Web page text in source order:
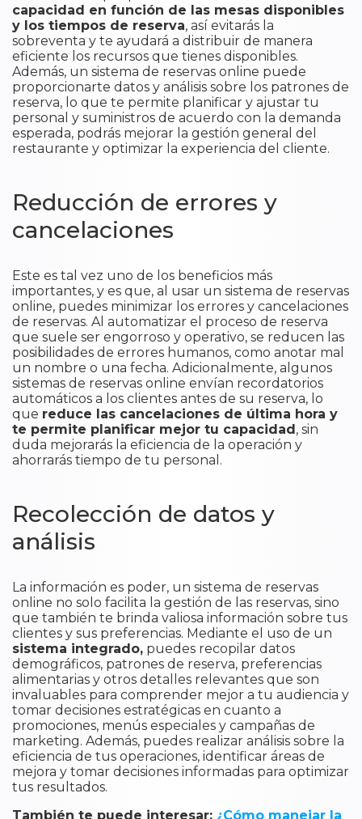
capacidad en función de las mesas disponibles
y los tiempos de reserva, así evitarás la
sobreventa y te ayudará a distribuir de manera
eficiente los recursos que tienes disponibles.
Además, un sistema de reservas online puede
proporcionarte datos y análisis sobre los patrones de
reserva, lo que te permite planificar y ajustar tu
personal y suministros de acuerdo con la demanda
esperada, podrás mejorar la gestión general del
restaurante y optimizar la experiencia del cliente.
Reducción de errores y
cancelaciones
Este es tal vez uno de los beneficios más
importantes, y es que, al usar un sistema de reservas
online, puedes minimizar los errores y cancelaciones
de reservas. Al automatizar el proceso de reserva
que suele ser engorroso y operativo, se reducen las
posibilidades de errores humanos, como anotar mal
un nombre o una fecha. Adicionalmente, algunos
sistemas de reservas online envían recordatorios
automáticos a los clientes antes de su reserva, lo
que reduce las cancelaciones de última hora y
te permite planificar mejor tu capacidad, sin
duda mejorarás la eficiencia de la operación y
ahorrarás tiempo de tu personal.
Recolección de datos y
análisis
La información es poder, un sistema de reservas
online no solo facilita la gestión de las reservas, sino
que también te brinda valiosa información sobre tus
clientes y sus preferencias. Mediante el uso de un
sistema integrado, puedes recopilar datos
demográficos, patrones de reserva, preferencias
alimentarias y otros detalles relevantes que son
invaluables para comprender mejor a tu audiencia y
tomar decisiones estratégicas en cuanto a
promociones, menús especiales y campañas de
marketing. Además, puedes realizar análisis sobre la
eficiencia de tus operaciones, identificar áreas de
mejora y tomar decisiones informadas para optimizar
tus resultados.
También te puede interesar: ¿Cómo manejar la